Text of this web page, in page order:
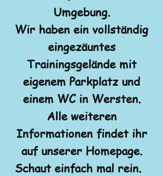
Umgebung.
Wir haben ein vollständig
eingezäuntes
Trainingsgelände mit
eigenem Parkplatz und
einem WC in Wersten.
Alle weiteren
Informationen findet ihr
auf unserer Homepage.
Schaut einfach mal rein.